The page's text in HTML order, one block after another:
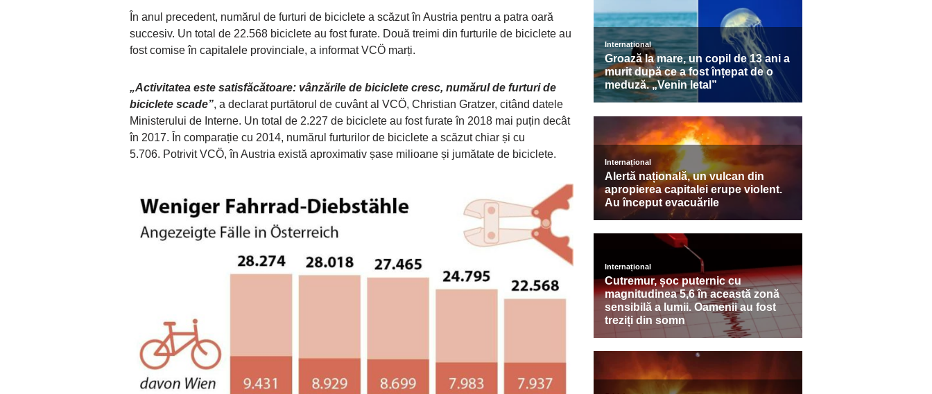
În anul precedent, numărul de furturi de biciclete a scăzut în Austria pentru a patra oară
succesiv. Un total de 22.568 biciclete au fost furate. Două treimi din furturile de biciclete au
fost comise în capitalele provinciale, a informat VCÖ marți.
„Activitatea este satisfăcătoare: vânzările de biciclete cresc, numărul de furturi de
biciclete scade”, a declarat purtătorul de cuvânt al VCÖ, Christian Gratzer, citând datele
Ministerului de Interne. Un total de 2.227 de biciclete au fost furate în 2018 mai puțin decât
în ​​2017. În comparație cu 2014, numărul furturilor de biciclete a scăzut chiar și cu
5.706. Potrivit VCÖ, în Austria există aproximativ șase milioane și jumătate de biciclete.